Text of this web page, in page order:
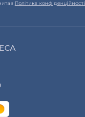
Політика конфіденційності